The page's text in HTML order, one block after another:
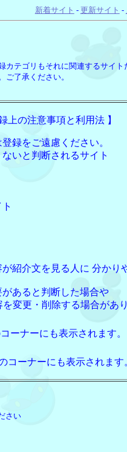
新着サイト - 更新サイト -
テゴリもそれに関連するサイ
了承ください。
上の注意事項と利用法 】
録をご遠慮ください。
いと判断されるサイト
紹介文を見る人に 分かり
あると判断した場合や
変更・削除する場合があり
コーナーにも表示されます。
コーナーにも表示されます
さい